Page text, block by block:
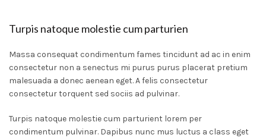
Turpis natoque molestie cum parturien
Massa consequat condimentum fames tincidunt ad ac in enim
consectetur non a senectus mi purus purus placerat pretium
malesuada a donec aenean eget. A felis consectetur
consectetur torquent sed sociis ad pulvinar.
Turpis natoque molestie cum parturient lorem per
condimentum pulvinar. Dapibus nunc mus luctus a class eget